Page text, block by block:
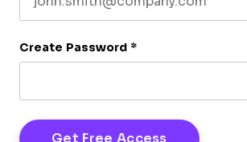
Create Password *